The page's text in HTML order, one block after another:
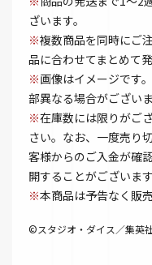
ざいます。
※複数商品を同時にご
品に合わせてまとめて
※画像はイメージです
部異なる場合がございま
※在庫数には限りがご
さい。なお、一度売り
客様からのご入金が確
開することがございま
※本商品は予告なく販
©スタジオ・ダイス／集英